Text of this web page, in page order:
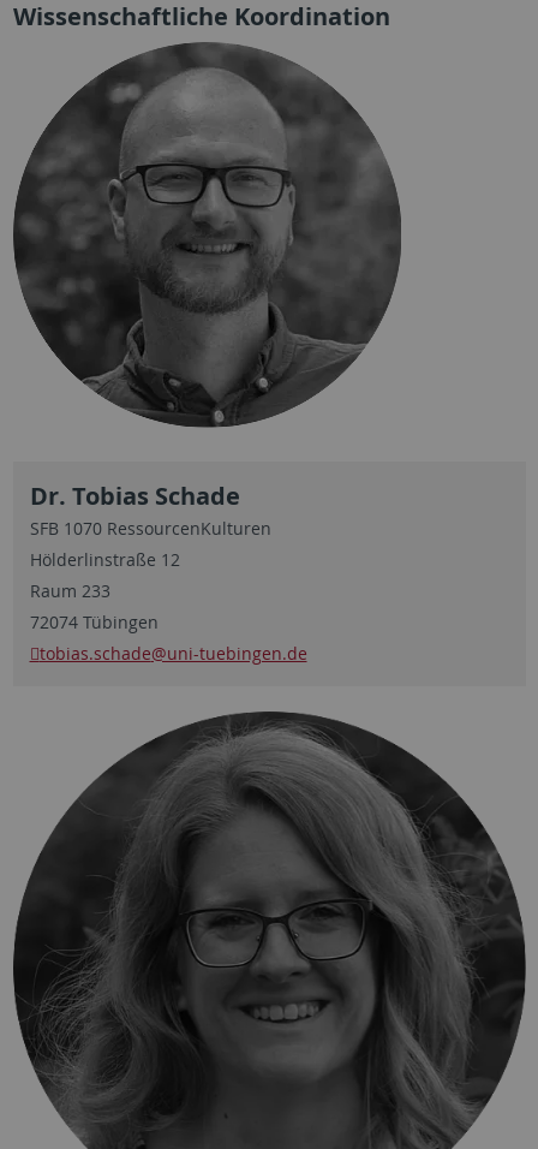
Wissenschaftliche Koordination
Dr. Tobias Schade
SFB 1070 RessourcenKulturen
Hölderlinstraße 12
Raum 233
72074 Tübingen
tobias.schade@uni-tuebingen.de